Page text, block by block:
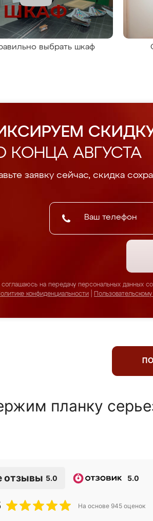
выбрать шкаф
КОНЦА АВГУСТА
заявку сейчас, скидка
соглашаюсь на передачу персональных данных
конфиденциальности
планку
отзывы 5.0 5.0
На основе 945 оценок